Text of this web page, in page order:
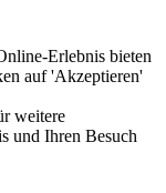
Erlebnis bieten
auf 'Akzeptieren'
weitere
und Ihren Besuch